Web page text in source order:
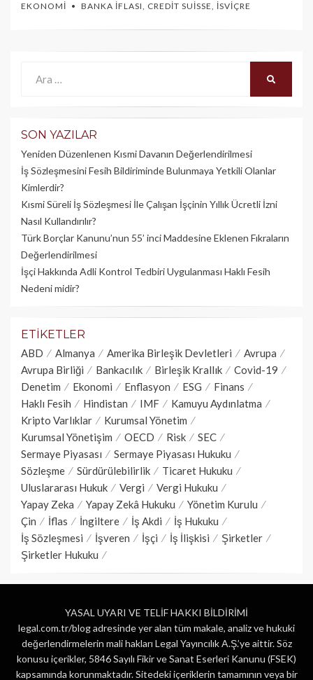
EKONOMI BANKA İFLASI, CREDIT SUISSE, İSVIÇRE
SON YAZILAR
Yeniden Düzenlenen Kısmi Davanın Değerlendirilmesi
İş Sözleşmesini Fesih Bildiriminde Bulunmaya Yetkili Olanlar
Kimlerdir?
Kısmi Süreli İş Sözleşmesi İle Çalışan İşçinin Yıllık Üc­retli İzni
Nasıl Kullandırılır?
Türk Borçlar Kanunu’nun 55’ inci Maddesine Eklenen Fıkraların
Değerlendirilmesi
İşçi Hakkında Adli Kontrol Tedbiri Uygulanması Haklı Fesih
Nedeni midir?
ETIKETLER
ABD Almanya Amerika Birleşik Devletleri
Avrupa
Avrupa Birliği
Bankacılık Birleşik Krallık
Covid-19
Denetim
Ekonomi Enflasyon ESG
Finans
Haklı Fesih
Hindistan IMF
Kamuyu Aydınlatma
Kripto Varlıklar
Kurumsal Yönetim
Kurumsal Yönetişim
OECD Risk
SEC
Sermaye Piyasası
Sermaye Piyasası Hukuku
Sözleşme
Sürdürülebilirlik
Ticaret Hukuku
Uluslararası Hukuk
Vergi
Vergi Hukuku
Yapay Zeka
Yapay Zekâ Hukuku
Yönetim Kurulu
Çin
İflas İngiltere İş Akdi
İş Hukuku
İş Sözleşmesi
İşveren İşçi İş İlişkisi
Şirketler
Şirketler Hukuku
YASAL UYARI VE TELİF HAKKI BİLDİRİMİ
legal.com.tr/blog adresinde yer alan tüm makale, analiz ve hukuki
değerlendirmelerin mali hakları Legal Yayıncılık A.Ş.’ye aittir. Söz
konusu içerikler, 5846 Sayılı Fikir ve Sanat Eserleri Kanunu (FSEK)
kapsamında korunmaktadır. Sitedeki içeriklerin tamamının veya bir